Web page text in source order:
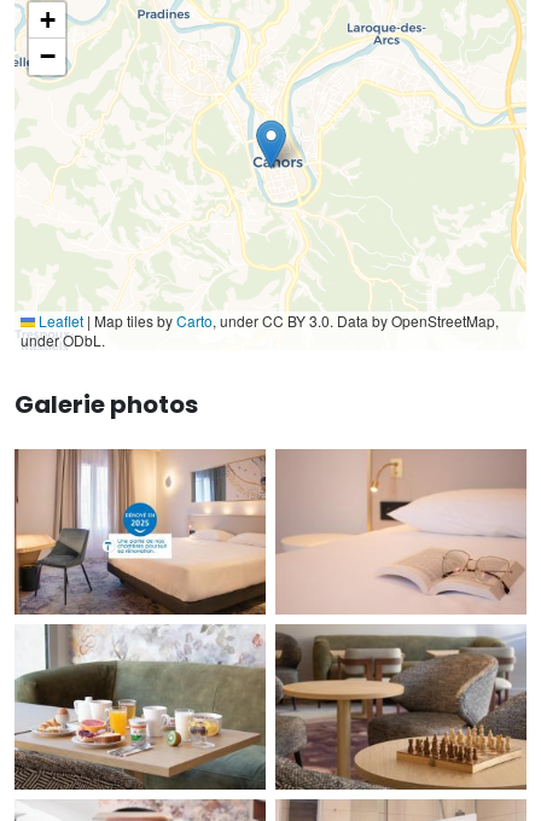
+
−
Leaflet | Map tiles byCarto, under CC BY 3.0. Data by OpenStreetMap,
under ODbL.
Galerie photos